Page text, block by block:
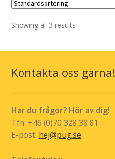
Showing all 3 results
Kontakta oss gärna!
Har du frågor? Hör av dig!
Tfn: +46 (0)70 328 38 81
E-post: hej@pug.se